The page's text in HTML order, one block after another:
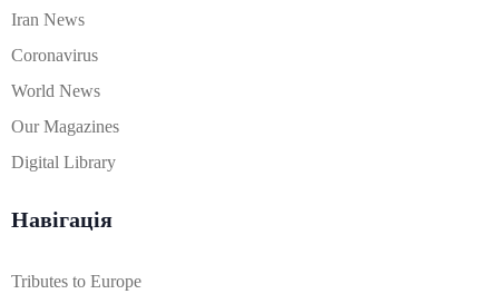
Iran News
Coronavirus
World News
Our Magazines
Digital Library
Навігація
Tributes to Europe